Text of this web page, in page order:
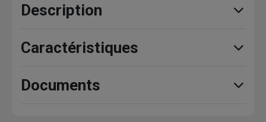
Description
Caractéristiques
Documents